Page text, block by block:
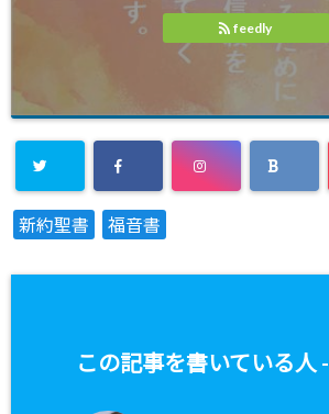
feedly
新約聖書 福音書
この記事を書いている人 -